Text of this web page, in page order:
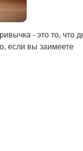
- это то, что
если вы заимеете